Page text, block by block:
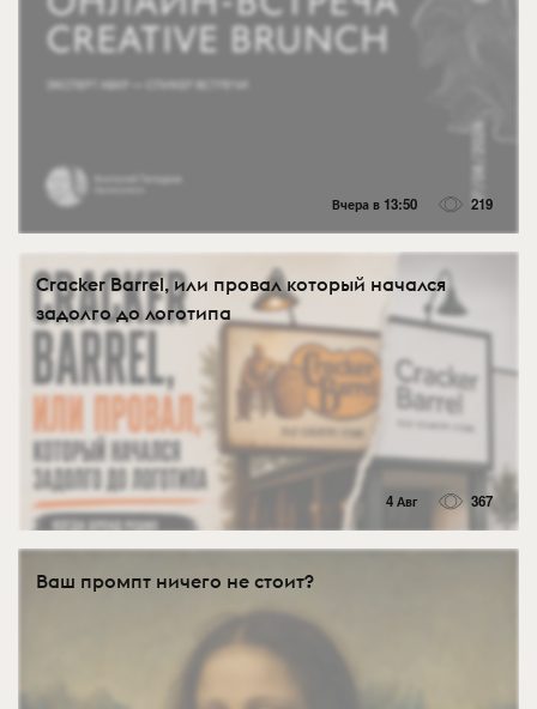
Вчера в 13:50 219
Cracker Barrel, или провал который начался
задолго до логотипа
4 Авг 367
Ваш промпт ничего не стоит?